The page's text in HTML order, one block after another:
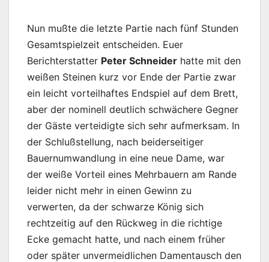
Nun mußte die letzte Partie nach fünf Stunden
Gesamtspielzeit entscheiden. Euer
Berichterstatter Peter Schneider hatte mit den
weißen Steinen kurz vor Ende der Partie zwar
ein leicht vorteilhaftes Endspiel auf dem Brett,
aber der nominell deutlich schwächere Gegner
der Gäste verteidigte sich sehr aufmerksam. In
der Schlußstellung, nach beiderseitiger
Bauernumwandlung in eine neue Dame, war
der weiße Vorteil eines Mehrbauern am Rande
leider nicht mehr in einen Gewinn zu
verwerten, da der schwarze König sich
rechtzeitig auf den Rückweg in die richtige
Ecke gemacht hatte, und nach einem früher
oder später unvermeidlichen Damentausch den